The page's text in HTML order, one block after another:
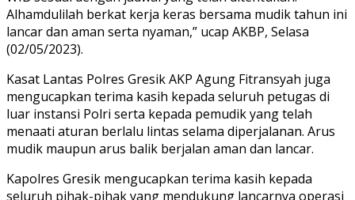
Alhamdulilah berkat kerja keras bersama mudik tahun ini
lancar dan aman serta nyaman,” ucap AKBP, Selasa
(02/05/2023).
Kasat Lantas Polres Gresik AKP Agung Fitransyah juga
mengucapkan terima kasih kepada seluruh petugas di
luar instansi Polri serta kepada pemudik yang telah
menaati aturan berlalu lintas selama diperjalanan. Arus
mudik maupun arus balik berjalan aman dan lancar.
Kapolres Gresik mengucapkan terima kasih kepada
seluruh pihak-pihak yang mendukung lancarnya operasi